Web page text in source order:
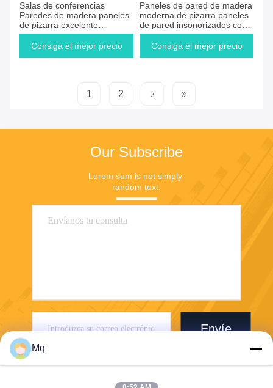
Salas de conferencias
Paredes de madera paneles
de pizarra excelente
aislamiento acústico
Consiga el mejor precio
Paneles de pared de madera
moderna de pizarra paneles
de pared insonorizados con
patrón de rayas
Consiga el mejor precio
1 2
Our Subscribe
Lorem sum is not simply
random text.
Envíe
Mq